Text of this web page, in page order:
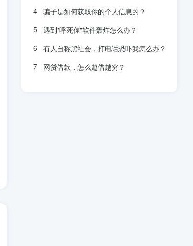
骗子是如何获取你的个人信息的？
遇到"呼死你"软件轰炸怎么办？
有人自称黑社会，打电话恐吓我怎么办？
网贷借款，怎么越借越穷？